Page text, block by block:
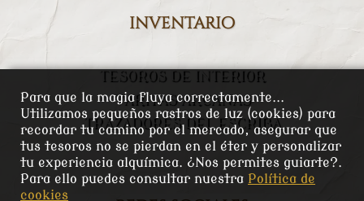
inventario
TESOROS DE INTERIOR
VARITAS ARCANAS
TRAZADORES DEL ESCRIBA
Para que la magia fluya correctamente...
Utilizamos pequeños rastros de luz (cookies) para
recordar tu camino por el mercado, asegurar que
tus tesoros no se pierdan en el éter y personalizar
tu experiencia alquímica. ¿Nos permites guiarte?.
Para ello puedes consultar nuestra Política de
cookies